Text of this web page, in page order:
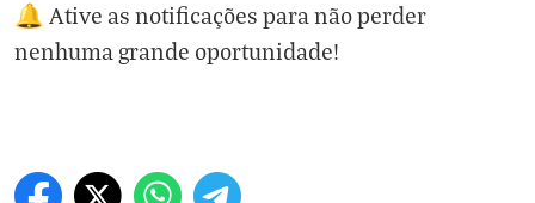
🔔 Ative as notificações para não perder
nenhuma grande oportunidade!